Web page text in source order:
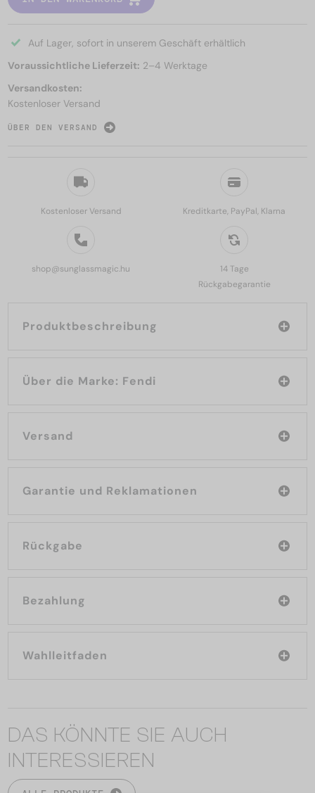
Kostenloser Versand Kreditkarte, PayPal, Klarna
shop@sunglassmagic.hu
14 Tage
Rückgabegarantie
Produktbeschreibung
Über die Marke: Fendi
Versand
Garantie und Reklamationen
Rückgabe
Bezahlung
Wahlleitfaden
Auf Lager, sofort in unserem Geschäft erhältlich
Voraussichtliche Lieferzeit: 2–4 Werktage
Versandkosten:
Kostenloser Versand
ÜBER DEN VERSAND
DAS KÖNNTE SIE AUCH
INTERESSIEREN